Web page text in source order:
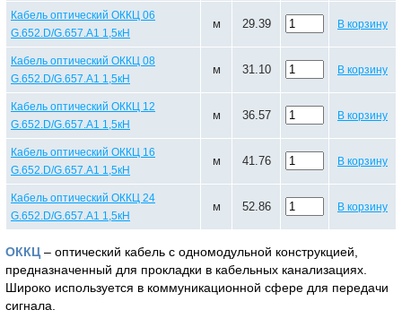
Кабель оптический ОККЦ 06
G.652.D/G.657.A1 1,5кН
м 29.39 В корзину
Кабель оптический ОККЦ 08
G.652.D/G.657.A1 1,5кН
м 31.10 В корзину
Кабель оптический ОККЦ 12
G.652.D/G.657.A1 1,5кН
м 36.57 В корзину
Кабель оптический ОККЦ 16
G.652.D/G.657.A1 1,5кН
м 41.76 В корзину
Кабель оптический ОККЦ 24
G.652.D/G.657.A1 1,5кН
м 52.86 В корзину
ОККЦ – оптический кабель с одномодульной конструкцией,
предназначенный для прокладки в кабельных канализациях.
Широко используется в коммуникационной сфере для передачи
сигнала.